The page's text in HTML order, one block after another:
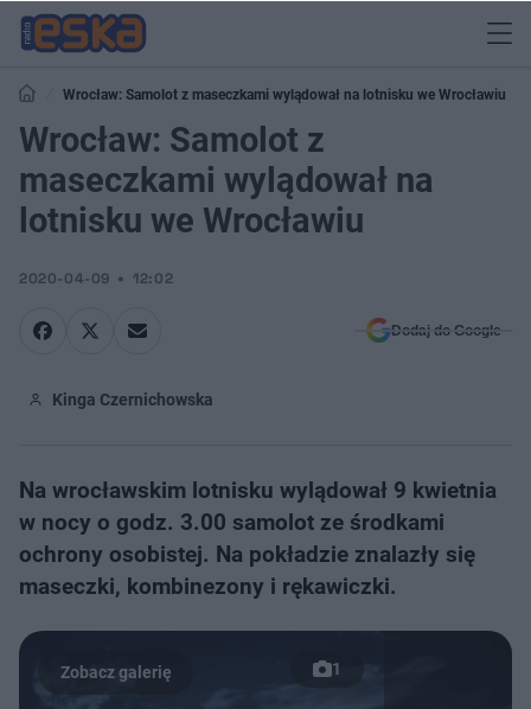
Wrocław: Samolot z maseczkami wylądował na lotnisku we Wrocławiu
Wrocław: Samolot z
maseczkami wylądował na
lotnisku we Wrocławiu
2020-04-09 12:02
Dodaj do Google
Kinga Czernichowska
Na wrocławskim lotnisku wylądował 9 kwietnia
w nocy o godz. 3.00 samolot ze środkami
ochrony osobistej. Na pokładzie znalazły się
maseczki, kombinezony i rękawiczki.
1